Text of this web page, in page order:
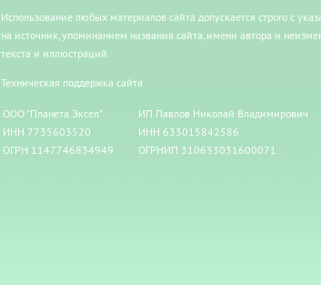
Использование любых материалов сайта допускается строго с
на источник, упоминанием названия сайта, имени автора и
текста и иллюстраций.
Техническая поддержка сайта
ООО "Планета Эксел"
ИНН 7735603520
ОГРН 1147746834949
ИП Павлов Николай Владимирович
ИНН 633015842586
ОГРНИП 310633031600071